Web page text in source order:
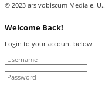
© 2023 ars vobiscum Media e. U..
Welcome Back!
Login to your account below